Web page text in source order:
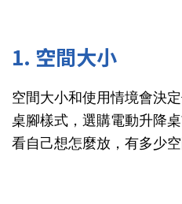
1. 空間大小
空間大小和使用情境會決
桌腳樣式，選購電動升降
看自己想怎麼放，有多少空